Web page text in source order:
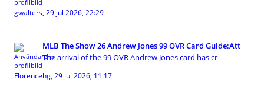
gwalters, 29 jul 2026, 22:29
MLB The Show 26 Andrew Jones 99 OVR Card Guide:Att
The arrival of the 99 OVR Andrew Jones card has cr
Florencehg, 29 jul 2026, 11:17